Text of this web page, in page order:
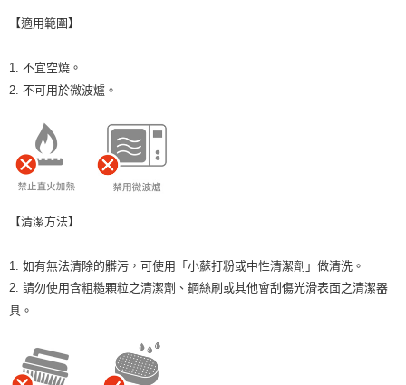
【適用範圍】
1. 不宜空燒。
2. 不可用於微波爐。
【清潔方法】
1. 如有無法清除的髒污，可使用「小蘇打粉或中性清潔劑」做清洗。
2. 請勿使用含粗糙顆粒之清潔劑、鋼絲刷或其他會刮傷光滑表面之清潔器
具。